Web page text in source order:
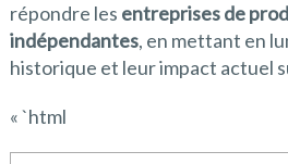
répondre les entreprises de
indépendantes, en mettant en
historique et leur impact actuel
« `html